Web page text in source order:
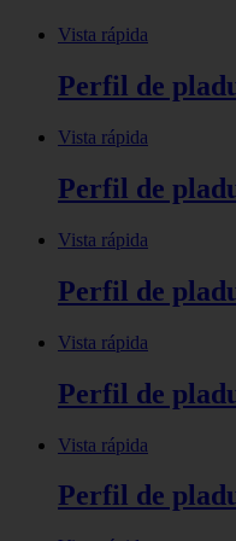
Vista rápida
Perfil de
Vista rápida
Perfil de
Vista rápida
Perfil de
Vista rápida
Perfil de
Vista rápida
Perfil de